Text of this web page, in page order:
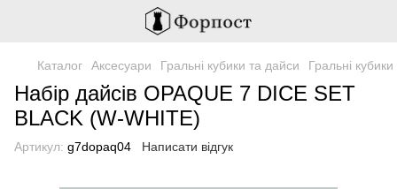
Каталог Аксесуари Гральні кубики та дайси Гральні
Набір дайсів OPAQUE 7 DICE SET
BLACK (W-WHITE)
Артикул: g7dopaq04 Написати відгук